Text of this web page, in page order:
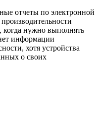
отчеты по электронной
нужно выполнять
информации
хотя устройства
о своих